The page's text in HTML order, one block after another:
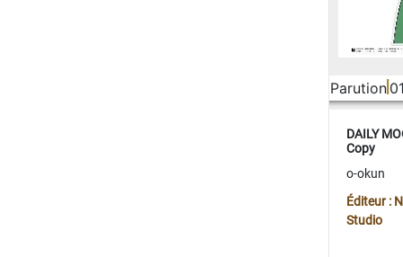
Parution
DAILY
Copy
o-okun
Éditeur :
Studio